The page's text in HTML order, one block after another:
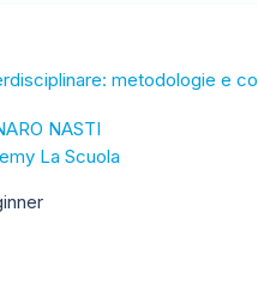
metodologie e
NASTI
La Scuola